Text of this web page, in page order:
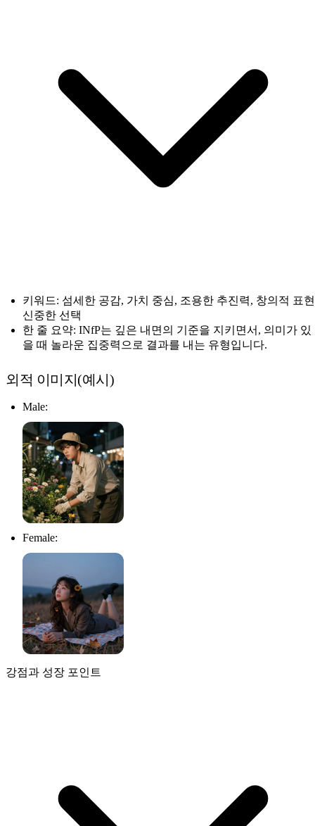
키워드: 섬세한 공감, 가치 중심, 조용한 추진력, 창의적 표
신중한 선택
한 줄 요약: INfP는 깊은 내면의 기준을 지키면서, 의미가 있
을 때 놀라운 집중력으로 결과를 내는 유형입니다.
외적 이미지(예시)
Male:
Female:
강점과 성장 포인트